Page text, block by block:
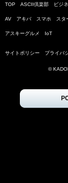
TOP ASCII倶楽部 ビジ
AV アキバ スマホ スタ
アスキーグルメ IoT
サイトポリシー プライバ
©